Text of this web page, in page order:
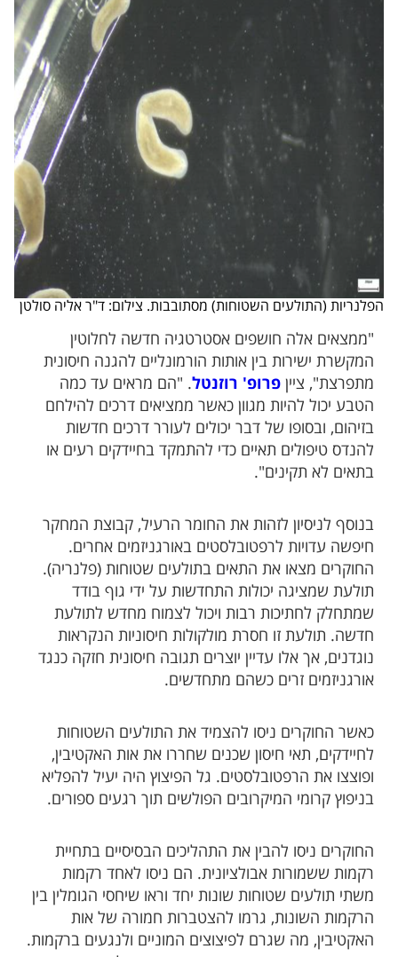
הפלנריות (התולעים השטוחות) מסתובבות. צילום: ד"ר אליה סולטן
"ממצאים אלה חושפים אסטרטגיה חדשה לחלוטין
המקשרת ישירות בין אותות הורמונליים להגנה חיסונית
מתפרצת", צייןפרופ' רוזנטל. "הם מראים עד כמה
הטבע יכול להיות מגוון כאשר ממציאים דרכים להילחם
בזיהום, ובסופו של דבר יכולים לעורר דרכים חדשות
להנדס טיפולים תאיים כדי להתמקד בחיידקים רעים או
בתאים לא תקינים".
בנוסף לניסיון לזהות את החומר הרעיל, קבוצת המחקר
חיפשה עדויות לרפטובלסטים באורגניזמים אחרים.
החוקרים מצאו את התאים בתולעים שטוחות (פלנריה).
תולעת שמציגה יכולות התחדשות על ידי גוף בודד
שמתחלק לחתיכות רבות ויכול לצמוח מחדש לתולעת
חדשה. תולעת זו חסרת מולקולות חיסוניות הנקראות
נוגדנים, אך אלו עדיין יוצרים תגובה חיסונית חזקה כנגד
אורגניזמים זרים כשהם מתחדשים.
כאשר החוקרים ניסו להצמיד את התולעים השטוחות
לחיידקים, תאי חיסון שכנים שחררו את אות האקטיבין,
ופוצצו את הרפטובלסטים. גל הפיצוץ היה יעיל להפליא
בניפוץ קרומי המיקרובים הפולשים תוך רגעים ספורים.
החוקרים ניסו להבין את התהליכים הבסיסיים בתחיית
רקמות ששמורות אבולציונית. הם ניסו לאחד רקמות
משתי תולעים שטוחות שונות יחד וראו שיחסי הגומלין בין
הרקמות השונות, גרמו להצטברות חמורה של אות
האקטיבין, מה שגרם לפיצוצים המוניים ולנגעים ברקמות.